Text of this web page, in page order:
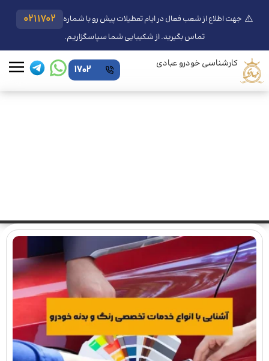
⚠️ جهت اطلاع از شعب فعال در ایام تعطیلات پیش رو با شماره 0211702
تماس بگیرید. از شکیبایی شما سپاسگزاریم.
کارشناسی خودرو عبادی 1702